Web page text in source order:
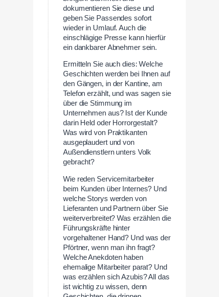
dokumentieren Sie diese und
geben Sie Passendes sofort
wieder in Umlauf. Auch die
einschlägige Presse kann hierfür
ein dankbarer Abnehmer sein.
Ermitteln Sie auch dies: Welche
Geschichten werden bei Ihnen auf
den Gängen, in der Kantine, am
Telefon erzählt, und was sagen sie
über die Stimmung im
Unternehmen aus? Ist der Kunde
darin Held oder Horrorgestalt?
Was wird von Praktikanten
ausgeplaudert und von
Außendienstlern unters Volk
gebracht?
Wie reden Servicemitarbeiter
beim Kunden über Internes? Und
welche Storys werden von
Lieferanten und Partnern über Sie
weiterverbreitet? Was erzählen die
Führungskräfte hinter
vorgehaltener Hand? Und was der
Pförtner, wenn man ihn fragt?
Welche Anekdoten haben
ehemalige Mitarbeiter parat? Und
was erzählen sich Azubis? All das
ist wichtig zu wissen, denn